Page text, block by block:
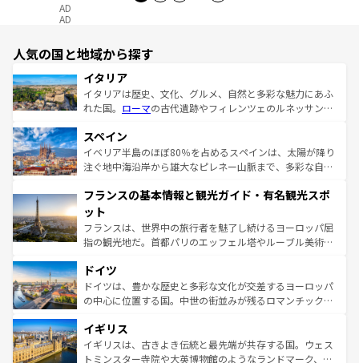
AD
AD
人気の国と地域から探す
イタリア
イタリアは歴史、文化、グルメ、自然と多彩な魅力にあふ
れた国。 ローマの古代遺跡やフィレンツェのルネッサンス
ろん、トスカーナの美しい田園風景やアマルフィ海岸の絶
景など、自然景観も見逃せない。観光の合間には、本場の
ピザやパスタなど、絶品のイタリア料理を堪能することも
ませてくれるイタリアで、忘れられない旅をしてみよう！
なお、新着のイタリア情報は
しい。
スペイン
イベリア半島のほぼ80％を占めるスペインは、太陽が降り
注ぐ地中海沿岸から雄大なピレネー山脈まで、多彩な自然
文化が根付くこの国では、情熱的なフラメンコ、熱気あふ
れる闘牛、そして美味しいタパスが生活の一部となってい
る。首都マドリードの洗練された雰囲気や、バルセロナの
アートに溢れた街角から、地方では古代ローマ遺跡や中世
せる。地方によって風土や気候が異なるスペインはその個
性で訪れる人を魅了する。 なお、新着のスペイン情報は コ
ンテンツ一覧を参照してほしい。
フランスの基本情報と観光ガイド・有名観光スポ
ット
フランスは、世界中の旅行者を魅了し続けるヨーロッパ屈
指の観光地だ。首都パリのエッフェル塔やルーブル美術館
で、幅広い魅力が詰まっている。華麗な宮殿、歴史的な大
聖堂、美しいビーチ、そして豊かな自然が、訪れる者を心
から魅了する。また、フランスは美食の国としても知ら
いる。シャンパンの発祥地であるランス、プロヴァンスの
香り高いラベンダー畑など、多彩な楽しみ方が可能だ。さ
らに、パリ以外の地域にも魅力が溢れており、どの街角に
ドイツ
ドイツは、豊かな歴史と多彩な文化が交差するヨーロッパ
の中心に位置する国。中世の街並みが残るロマンチック街
顔を持つこの国は、どこを歩いても飽きることがない。ベ
ルリンの文化的活気、バイエルン州のアルプスの絶景、そ
してライン川沿いのワイン畑といった風景は必見。ビール
イギリス
イギリスは、古きよき伝統と最先端が共存する国。ウェス
トミンスター寺院や大英博物館のようなランドマーク、歴